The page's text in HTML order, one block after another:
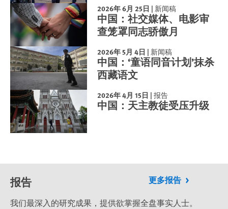
2026年 6月 25日 | 新闻稿
中国：社交媒体、电影审
查笼罩同志骄傲月
2026年 5月 4日 | 新闻稿
中国：‘童语同音计划’抹杀
西藏语文
2026年 4月 15日 |报告
中国：天主教徒受压升级
报告 更多报告
我们最深入的研究成果，提供欲掌握全盘事实人士。